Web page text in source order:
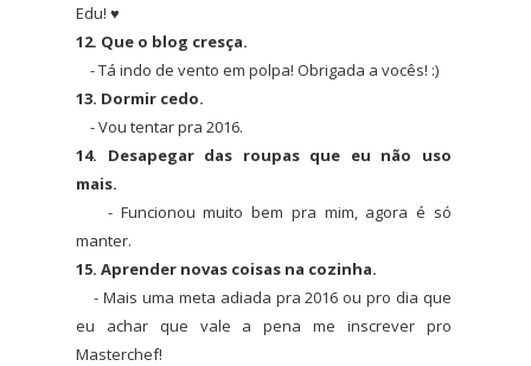
Edu! ♥
12. Que o blog cresça.
- Tá indo de vento em polpa! Obrigada a vocês! :)
13. Dormir cedo.
- Vou tentar pra 2016.
14. Desapegar das roupas que eu não uso
mais.
- Funcionou muito bem pra mim, agora é só
manter.
15. Aprender novas coisas na cozinha.
- Mais uma meta adiada pra 2016 ou pro dia que
eu achar que vale a pena me inscrever pro
Masterchef!